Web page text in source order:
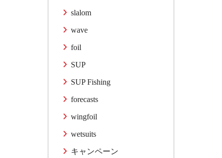
slalom
wave
foil
SUP
SUP Fishing
forecasts
wingfoil
wetsuits
キャンペーン